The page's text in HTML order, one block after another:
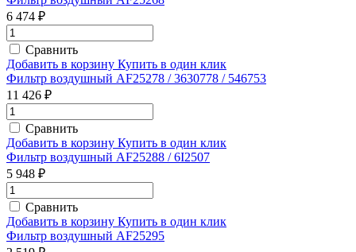
6 474 ₽
Сравнить
Добавить в корзину Купить в один клик
Фильтр воздушный AF25278 / 3630778 / 546753
11 426 ₽
Сравнить
Добавить в корзину Купить в один клик
Фильтр воздушный AF25288 / 6I2507
5 948 ₽
Сравнить
Добавить в корзину Купить в один клик
Фильтр воздушный AF25295